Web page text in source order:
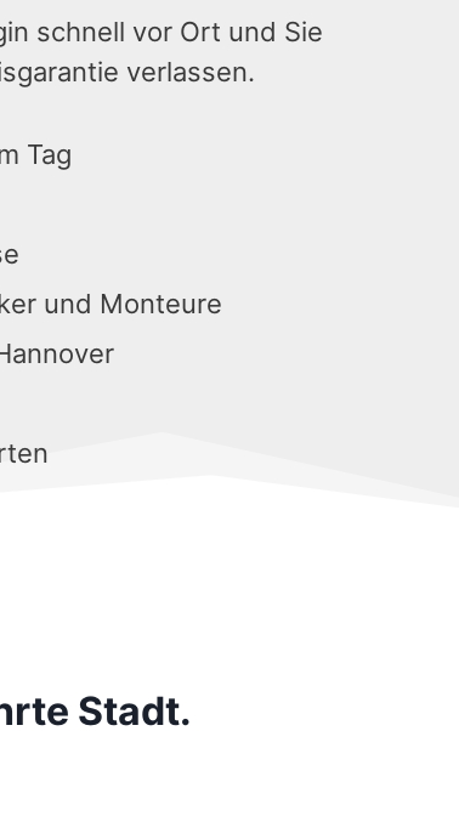
schnell vor Ort und Sie
verlassen.
Tag
und Monteure
Stadt.